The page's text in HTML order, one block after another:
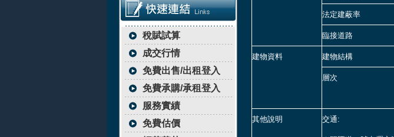
稅賦試算
成交行情
免費出售/出租登入
免費承購/承租登入
服務實績
免費估價
法定建蔽率
臨接道路
建物資料 建物結構
層次
其他說明 交通: